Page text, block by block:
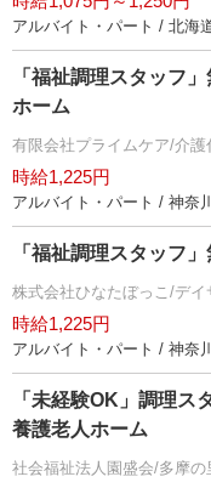
アルバイト・パート / 北海
「福祉調理スタッフ
ホーム
有限会社プライムケア/介
時給1,225円
アルバイト・パート / 神奈
「福祉調理スタッフ
株式会社ひなたぼっこ/デイ
時給1,225円
アルバイト・パート / 神奈
「未経験OK」調理ス
養護老人ホーム
社会福祉法人園盛会/多摩の